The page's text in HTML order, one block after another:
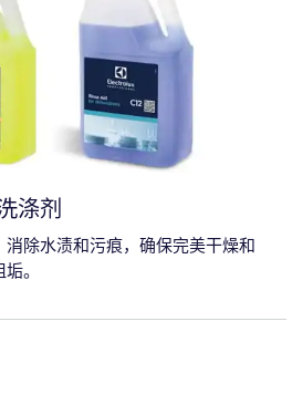
涤剂
除水渍和污痕，确保完美干燥和
。